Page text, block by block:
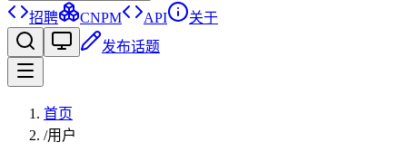
招聘 CNPM API
关于
发布话题
首页
/用户